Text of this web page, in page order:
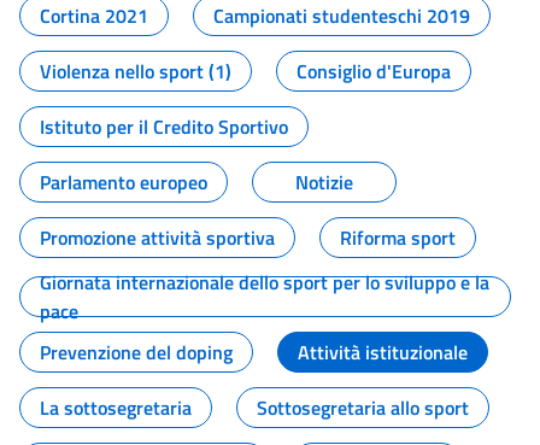
Cortina 2021
Campionati studenteschi 2019
Violenza nello sport (1)
Consiglio d'Europa
Istituto per il Credito Sportivo
Parlamento europeo
Notizie
Promozione attività sportiva
Riforma sport
Giornata internazionale dello sport per lo sviluppo e la
pace
Prevenzione del doping
Attività istituzionale
La sottosegretaria
Sottosegretaria allo sport